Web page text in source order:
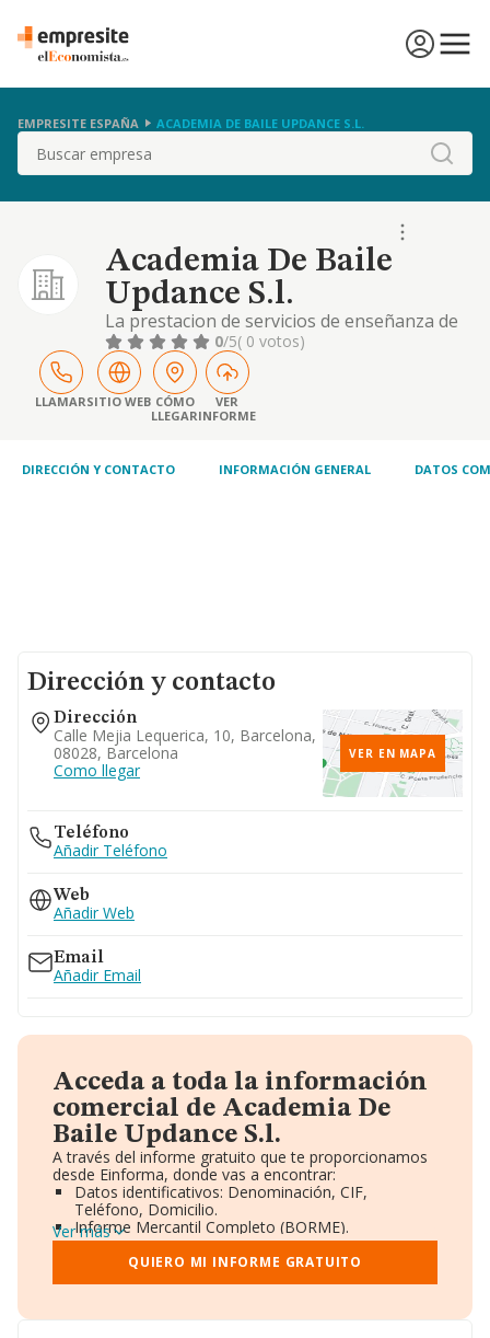
EMPRESITE ESPAÑA ACADEMIA DE BAILE UPDANCE S.L.
Buscar
Academia De Baile
Updance S.l.
La prestacion de servicios de enseñanza de
todo tipo de danza y baile, la realizacion de
coreografias, participacion en campeonatos
de baile, creacion de coreografias, la
organizacion de todo tipo de eventos, etc
0/5( 0 votos)
LLAMARSITIO WEB CÓMO
LLEGAR
VER
INFORME
DIRECCIÓN Y CONTACTO INFORMACIÓN GENERAL DATOS
Dirección y contacto
Dirección
Calle Mejia Lequerica, 10, Barcelona,
08028, Barcelona
Como llegar
VER EN MAPA
Teléfono
Añadir Teléfono
Web
Añadir Web
Email
Añadir Email
Acceda a toda la información
comercial de Academia De
Baile Updance S.l.
A través del informe gratuito que te proporcionamos
desde Einforma, donde vas a encontrar:
Datos identificativos: Denominación, CIF,
Teléfono, Domicilio.
Informe Mercantil Completo (BORME).
Gráficos de Evolución Ventas y Empleados.
Consejo de Administración y Administradores.
Directivos y Ejecutivos.
Ver más
QUIERO MI INFORME GRATUITO